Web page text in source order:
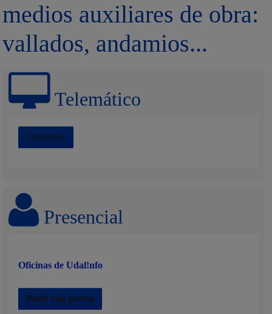
medios auxiliares de obra:
vallados, andamios...
Telemático
Comenzar
Presencial
Oficinas de Udal!nfo
Pedir cita previa